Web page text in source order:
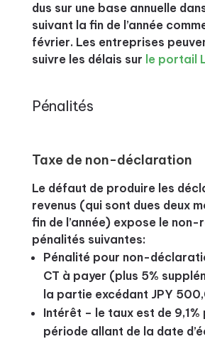
dus sur une base annuelle
suivant la fin de l’année
février. Les entreprises
suivre les délais sur le portail
Pénalités
Taxe de non-déclaration
Le défaut de produire les
revenus (qui sont dues deux
fin de l’année) expose le non-
pénalités suivantes:
Pénalité pour non-
CT à payer (plus 5%
la partie excédant JPY
Intérêt – le taux est de
période allant de la date